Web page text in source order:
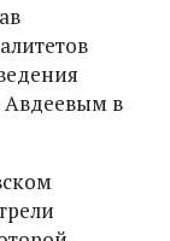
Авдеевым в